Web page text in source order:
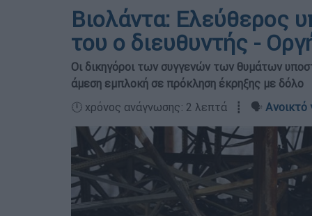
Βιολάντα: Ελεύθερος
του ο διευθυντής -
Οι δικηγόροι των συγγενών των θυμάτων
άμεση εμπλοκή σε πρόκληση έκρηξης με δόλο
🕛 χρόνος ανάγνωσης: 2 λεπτά ┋ 🗣️ Ανοικτό